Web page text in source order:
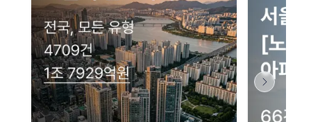
네이버 지도 연결 안내
현재 네이버 지도 연결이 원활하지 않아 지도를 불러올 수 없습니다.
이용에 불편을 드려 죄송합니다.
다시 시도